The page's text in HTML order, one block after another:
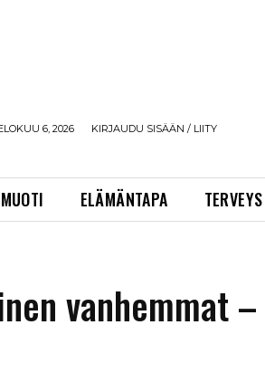
6, 2026 KIRJAUDU SISÄÄN / LIITY
MUOTI ELÄMÄNTAPA TERVEYS
vanhemmat